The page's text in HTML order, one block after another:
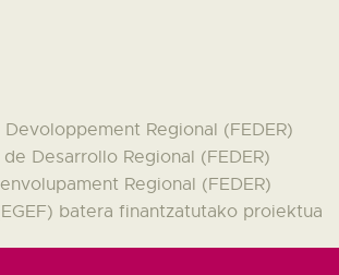
Regional (FEDER)
Desarrollo Regional (FEDER)
Regional (FEDER)
batera finantzatutako proiektua